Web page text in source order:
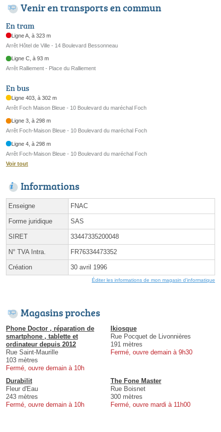
Venir en transports en commun
En tram
Ligne A, à 323 m
Arrêt Hôtel de Ville - 14 Boulevard Bessonneau
Ligne C, à 93 m
Arrêt Ralliement - Place du Ralliement
En bus
Ligne 403, à 302 m
Arrêt Foch Maison Bleue - 10 Boulevard du maréchal Foch
Ligne 3, à 298 m
Arrêt Foch-Maison Bleue - 10 Boulevard du maréchal Foch
Ligne 4, à 298 m
Arrêt Foch-Maison Bleue - 10 Boulevard du maréchal Foch
Voir tout
Informations
Enseigne FNAC
Forme juridique SAS
SIRET 33447335200048
N° TVA Intra. FR76334473352
Création 30 avril 1996
Éditer les informations de mon magasin d'informatique
Magasins proches
Phone Doctor , réparation de
smartphone , tablette et
ordinateur depuis 2012
Rue Saint-Maurille
103 mètres
Fermé, ouvre demain à 10h
Ikiosque
Rue Pocquet de Livonnières
191 mètres
Fermé, ouvre demain à 9h30
Durabilit
Fleur d'Eau
243 mètres
Fermé, ouvre demain à 10h
The Fone Master
Rue Boisnet
300 mètres
Fermé, ouvre mardi à 11h00